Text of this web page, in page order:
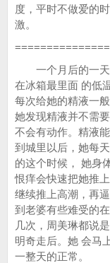
度，平时不做爱的
激。
一个月后的一天
在冰箱最里面 的低
每次给她的精液一
她发现精液并不需
不会有动作。精液
到城里以后，她每
的这个时候， 她身
恨痒会快速把她推
继续推上高潮，再
到老婆有些难受的
几次，周美琳都说
明奇走后。她 会马
一整天的正常。